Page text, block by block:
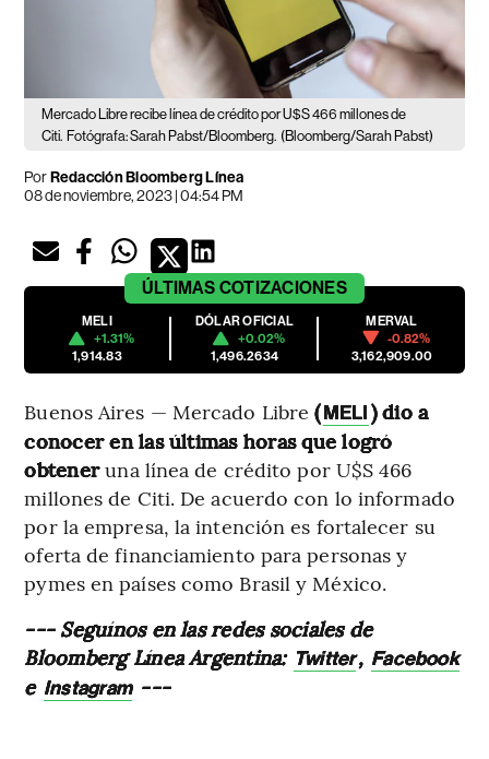
Mercado Libre recibe línea de crédito por U$S 466 millones de
Citi. Fotógrafa: Sarah Pabst/Bloomberg. (Bloomberg/Sarah Pabst)
PorRedacción Bloomberg Línea
08 de noviembre, 2023 | 04:54 PM
ÚLTIMAS COTIZACIONES
MELI
+1.31%
1,914.83
DÓLAR OFICIAL
+0.02%
1,496.2634
MERVAL
-0.82%
3,162,909.00
Buenos Aires — Mercado Libre (MELI) dio a
conocer en las últimas horas que logró
obteneruna línea de crédito por U$S 466
millones de Citi. De acuerdo con lo informado
por la empresa, la intención es fortalecer su
oferta de financiamiento para personas y
pymes en países como Brasil y México.
--- Seguínos en las redes sociales de
Bloomberg Línea Argentina: Twitter, Facebook
e Instagram ---